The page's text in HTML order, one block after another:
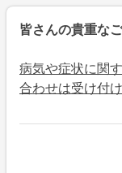
皆さんの貴重な
病気や症状に関
合わせは受け付